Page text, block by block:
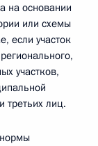
на основании
или схемы
если участок
участков,
третьих лиц.